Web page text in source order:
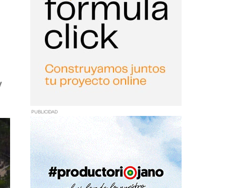
PUBLICIDAD